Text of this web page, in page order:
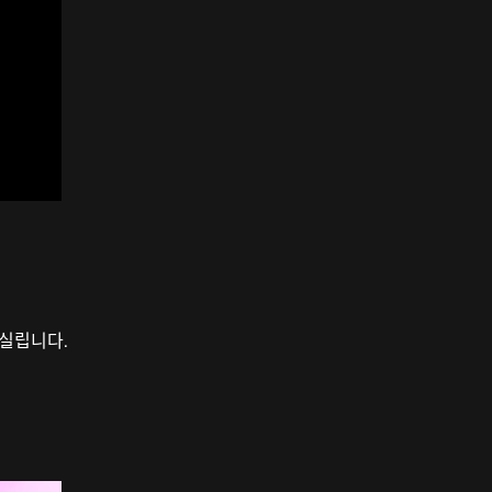
립니다.